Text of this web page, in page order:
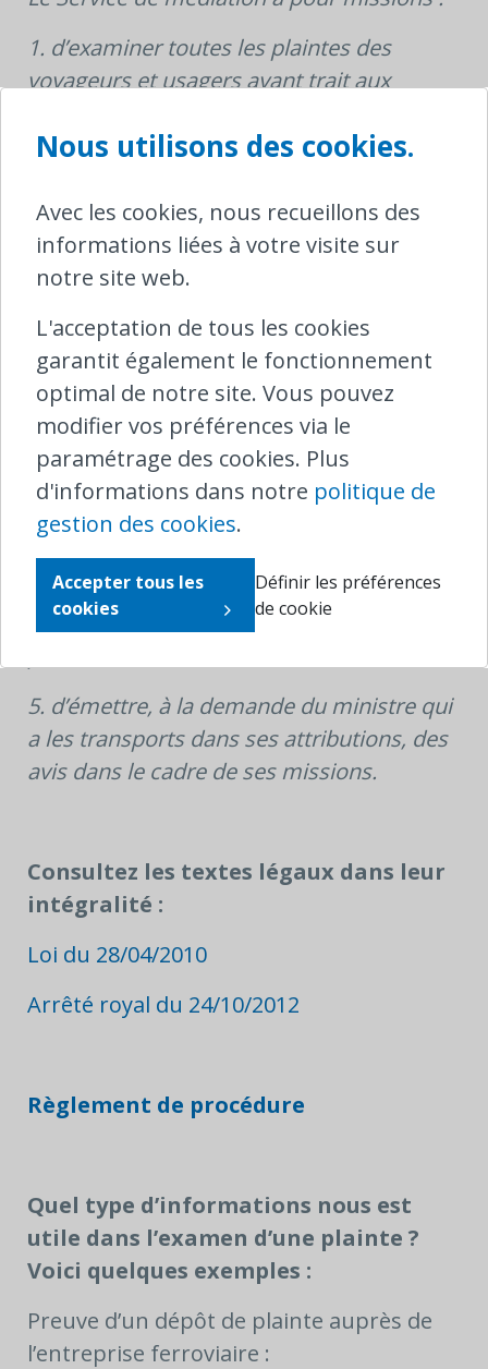
1. d’examiner toutes les plaintes des
voyageurs et usagers ayant trait aux
ferroviaires ou les gestionnaires
2. d’intervenir pour promouvoir un
compromis satisfaisant des litiges entre,
d’une part, les entreprises ferroviaires ou
les gestionnaires ferroviaires et, d’autre
part, leurs voyageurs et usagers;
3. d’adresser une recommandation aux
entreprises ferroviaires ou aux
gestionnaires ferroviaires au cas où un
compromis satisfaisant ne pourrait pas
être trouvé ;
4. d’informer de leurs droits et intérêts les
voyageurs ou usagers qui s’adressent à lui
5. d’émettre, à la demande du ministre qui
a les transports dans ses attributions, des
avis dans le cadre de ses missions.
Consultez les textes légaux dans leur
intégralité :
Loi du 28/04/2010
Arrêté royal du 24/10/2012
Règlement de procédure
Quel type d’informations nous est
utile dans l’examen d’une plainte ?
Voici quelques exemples :
Preuve d’un dépôt de plainte auprès de
l’entreprise ferroviaire :
Nous utilisons des cookies.
Avec les cookies, nous recueillons des
informations liées à votre visite sur
notre site web.
L'acceptation de tous les cookies
garantit également le fonctionnement
optimal de notre site. Vous pouvez
modifier vos préférences via le
paramétrage des cookies. Plus
d'informations dans notre politique de
gestion des cookies.
Accepter tous les
cookies
Définir les préférences
de cookie